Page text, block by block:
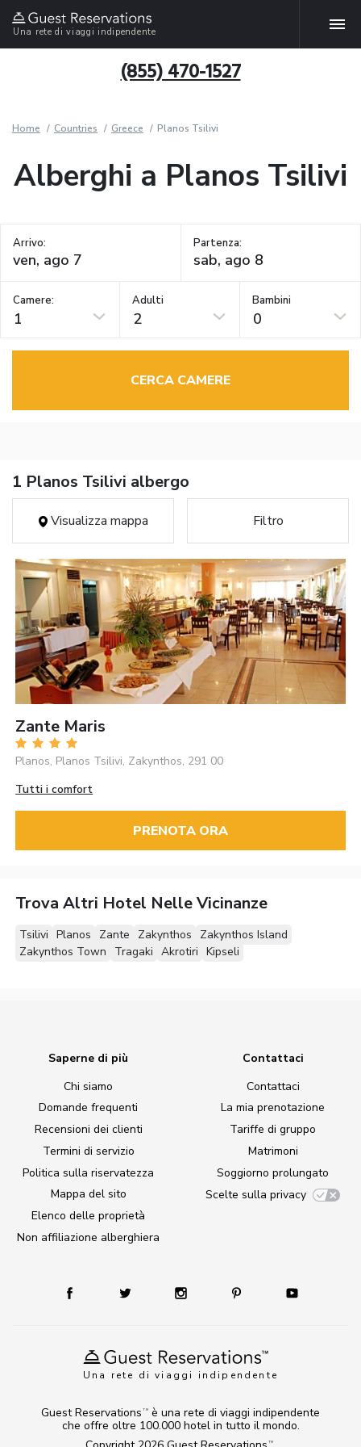
Una rete di viaggi indipendente
(855) 470-1527
Home Countries Greece Planos Tsilivi
Alberghi a Planos Tsilivi
Arrivo: Partenza:
Camere:
1
Adulti
2
Bambini
0
CERCA CAMERE
1 Planos Tsilivi albergo
Visualizza mappa Filtro
Zante Maris
Planos, Planos Tsilivi, Zakynthos, 291 00
Tutti i comfort
PRENOTA ORA
Trova Altri Hotel Nelle Vicinanze
Tsilivi Planos Zante Zakynthos
Zakynthos Island
Zakynthos Town
Tragaki Akrotiri Kipseli
Una rete di viaggi indipendente
Saperne di più
Chi siamo
Domande frequenti
Recensioni dei clienti
Termini di servizio
Politica sulla riservatezza
Mappa del sito
Elenco delle proprietà
Non affiliazione alberghiera
Contattaci
Contattaci
La mia prenotazione
Tariffe di gruppo
Matrimoni
Soggiorno prolungato
Scelte sulla privacy
TM
Guest Reservations TM
è una rete di viaggi indipendente
che offre oltre 100.000 hotel in tutto il mondo.